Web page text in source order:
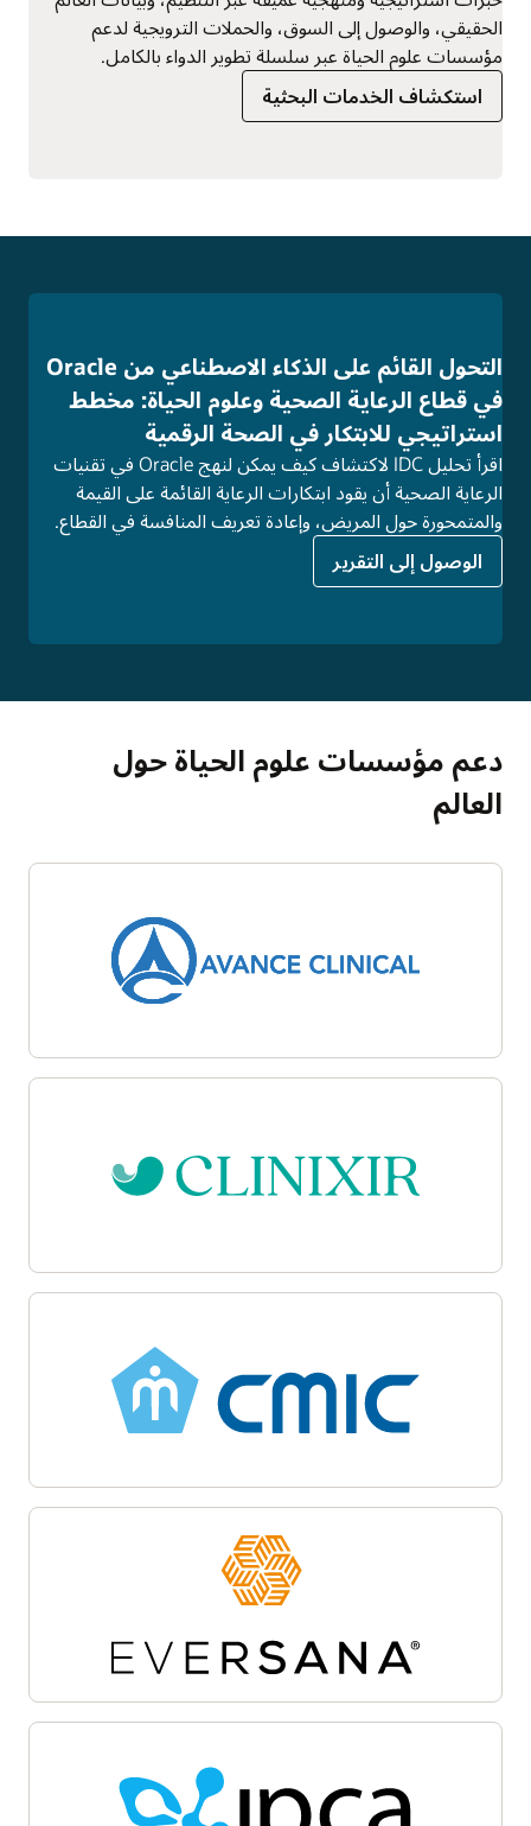
الحقيقي، والوصول إلى السوق، والحملات الترويجية لدعم
مؤسسات علوم الحياة عبر سلسلة تطوير الدواء بالكامل.
استكشاف الخدمات البحثية
التحول القائم على الذكاء الاصطناعي من Oracle
في قطاع الرعاية الصحية وعلوم الحياة: مخطط
استراتيجي للابتكار في الصحة الرقمية
اقرأ تحليل IDC لاكتشاف كيف يمكن لنهج Oracle في تقنيات
الرعاية الصحية أن يقود ابتكارات الرعاية القائمة على القيمة
والمتمحورة حول المريض، وإعادة تعريف المنافسة في القطاع.
الوصول إلى التقرير
دعم مؤسسات علوم الحياة حول
العالم